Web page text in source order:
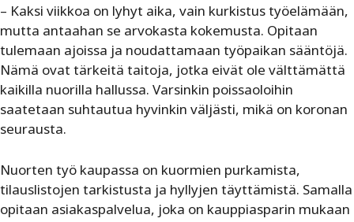
– Kaksi viikkoa on lyhyt aika, vain kurkistus työelämään,
mutta antaahan se arvokasta kokemusta. Opitaan
tulemaan ajoissa ja noudattamaan työpaikan sääntöjä.
Nämä ovat tärkeitä taitoja, jotka eivät ole välttämättä
kaikilla nuorilla hallussa. Varsinkin poissaoloihin
saatetaan suhtautua hyvinkin väljästi, mikä on koronan
seurausta.
Nuorten työ kaupassa on kuormien purkamista,
tilauslistojen tarkistusta ja hyllyjen täyttämistä. Samalla
opitaan asiakaspalvelua, joka on kauppiasparin mukaan